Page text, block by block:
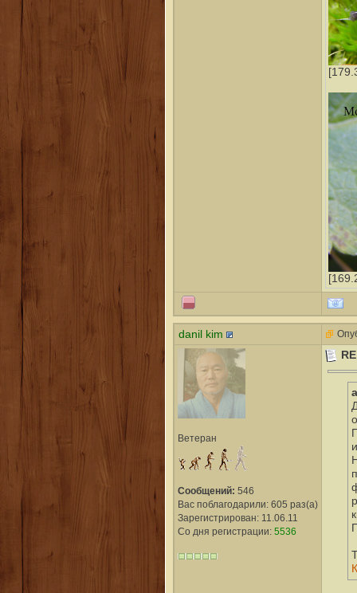
danil kim
Ветеран
Сообщений: 546
Вас поблагодарили: 605 раз(а)
Зарегистрирован: 11.06.11
Со дня регистрации: 5536